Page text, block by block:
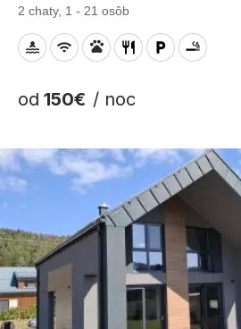
2 chaty, 1 - 21 osôb
od 150€ / noc